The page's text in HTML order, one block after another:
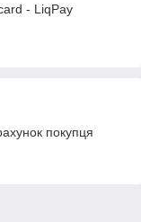
- LiqPay
покупця